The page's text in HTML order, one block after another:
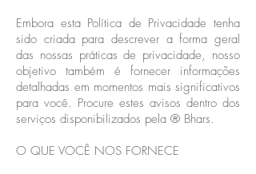
Embora esta Política de Privacidade tenha
sido criada para descrever a forma geral
das nossas práticas de privacidade, nosso
objetivo também é fornecer informações
detalhadas em momentos mais significativos
para você. Procure estes avisos dentro dos
serviços disponibilizados pela ® Bhars.
O QUE VOCÊ NOS FORNECE